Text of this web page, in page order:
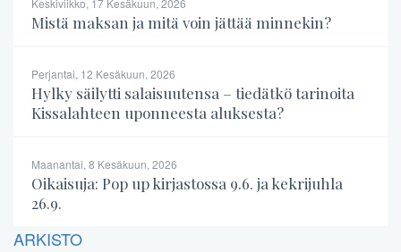
Keskiviikko, 17 Kesäkuun, 2026
Mistä maksan ja mitä voin jättää minnekin?
Perjantai, 12 Kesäkuun, 2026
Hylky säilytti salaisuutensa – tiedätkö tarinoita
Kissalahteen uponneesta aluksesta?
Maanantai, 8 Kesäkuun, 2026
Oikaisuja: Pop up kirjastossa 9.6. ja kekrijuhla
26.9.
ARKISTO